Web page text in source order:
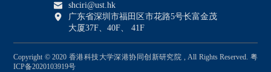
shciri@ust.hk
广东省深圳市福田区市花路5号长富金茂
大厦37F、40F、 41F
Copyright © 2020 香港科技大学深港协同创新研究院 , All Rights Reserved. 粤
ICP备2020103919号